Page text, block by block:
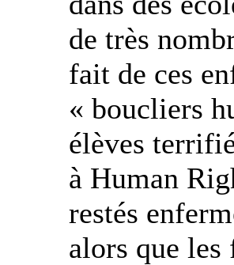
de très
fait de ces
« boucliers
élèves
à Human
restés
alors que les